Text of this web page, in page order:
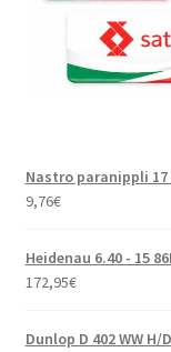
Nastro paranippli 17
9,76€
Heidenau 6.40 - 15
172,95€
Dunlop D 402 WW H/